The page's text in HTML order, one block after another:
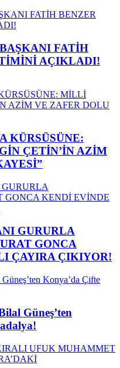
FATİH
AÇIKLADI!
KÜRSÜSÜNE:
ÇETİN’İN AZİM
GURURLA
GONCA
ÇAYIRA ÇIKIYOR!
Güneş’ten